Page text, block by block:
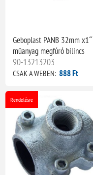
Geboplast PANB 32mm x1˝
műanyag megfúró bilincs
90-13213203
CSAK A WEBEN: 888 Ft
Rendelésre